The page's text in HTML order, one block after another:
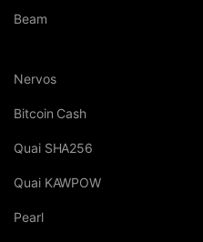
Beam
Nervos
Bitcoin Cash
Quai SHA256
Quai KAWPOW
Pearl